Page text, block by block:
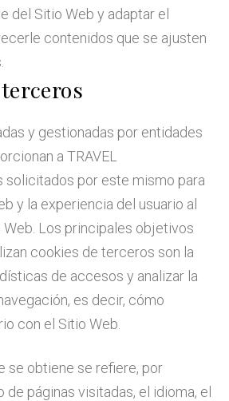
del Sitio Web y adaptar el
contenidos que se ajusten
y gestionadas por entidades
a TRAVEL
solicitados por este mismo para
y la experiencia del usuario al
Web. Los principales objetivos
cookies de terceros son la
de accesos y analizar la
es decir, cómo
con el Sitio Web.
se obtiene se refiere, por
de páginas visitadas, el idioma, el